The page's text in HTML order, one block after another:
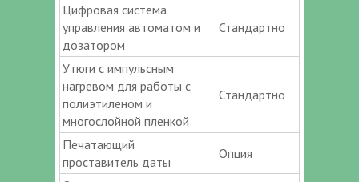
Цифровая система
управления автоматом и
дозатором
Стандартно
Утюги с импульсным
нагревом для работы с
полиэтиленом и
многослойной пленкой
Стандартно
Печатающий
проставитель даты
Опция